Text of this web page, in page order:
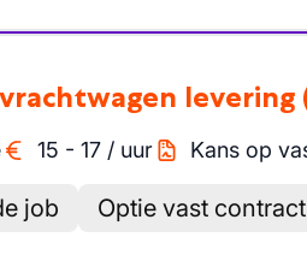
vrachtwagen levering
15 - 17 / uur Kans op
job Optie vast contract